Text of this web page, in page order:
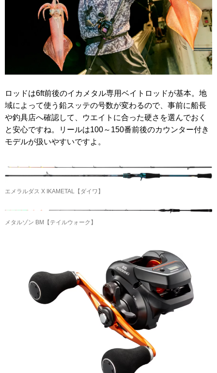
ロッドは6ft前後のイカメタル専用ベイトロッドが基本。地
域によって使う鉛スッテの号数が変わるので、事前に船長
や釣具店へ確認して、ウエイトに合った硬さを選んでおく
と安心ですね。リールは100～150番前後のカウンター付き
モデルが扱いやすいですよ。
エメラルダス X IKAMETAL【ダイワ】
メタルゾン BM【テイルウォーク】